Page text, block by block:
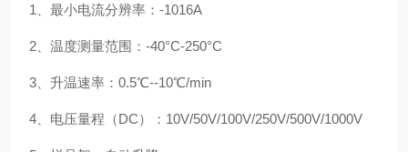
1、最小电流分辨率：-1016A
2、温度测量范围：-40°C-250°C
3、升温速率：0.5℃--10℃/min
4、电压量程（DC）：10V/50V/100V/250V/500V/1000V